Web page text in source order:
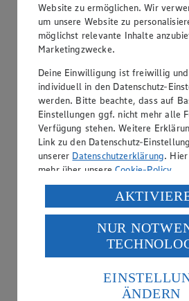
Zur Website
Website zu ermöglichen. Wir
um unsere Website zu
möglichst relevante Inhalte
Marketingzwecke.
Deine Einwilligung ist freiwillig
individuell in den Datenschutz-
werden. Bitte beachte, dass auf
Einstellungen ggf. nicht mehr alle
Verfügung stehen. Weitere
Link zu den Datenschutz-
unserer Datenschutzerklärung.
mehr über unsereCookie-Policy.
Verarbeitung deiner
USA durch Facebook und YouTube:
Wenn du auf „Aktivieren“ klickst,
des Art. 49 Abs. 1 Satz 1 lit. a)
Daten in den USA verarbeitet
die USA als Land mit einem nach
Standards nicht angemessenen
NUR
ÄNDERN